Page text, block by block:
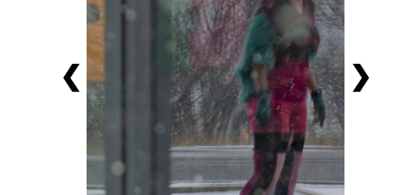
❮ ❯